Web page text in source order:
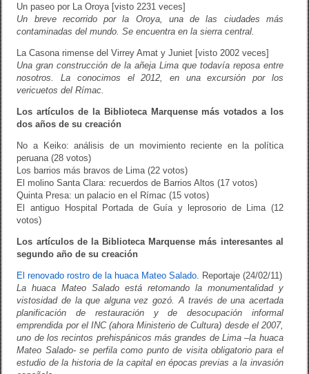
Un paseo por La Oroya [visto 2231 veces]
Un breve recorrido por la Oroya, una de las ciudades más
contaminadas del mundo. Se encuentra en la sierra central.
La Casona rimense del Virrey Amat y Juniet [visto 2002 veces]
Una gran construcción de la añeja Lima que todavía reposa entre
nosotros. La conocimos el 2012, en una excursión por los
vericuetos del Rímac.
Los artículos de la Biblioteca Marquense más votados a los
dos años de su creación
No a Keiko: análisis de un movimiento reciente en la política
peruana (28 votos)
Los barrios más bravos de Lima (22 votos)
El molino Santa Clara: recuerdos de Barrios Altos (17 votos)
Quinta Presa: un palacio en el Rímac (15 votos)
El antiguo Hospital Portada de Guía y leprosorio de Lima (12
votos)
Los artículos de la Biblioteca Marquense más interesantes al
segundo año de su creación
El renovado rostro de la huaca Mateo Salado . Reportaje (24/02/11)
La huaca Mateo Salado está retomando la monumentalidad y
vistosidad de la que alguna vez gozó. A través de una acertada
planificación de restauración y de desocupación informal
emprendida por el INC (ahora Ministerio de Cultura) desde el 2007,
uno de los recintos prehispánicos más grandes de Lima –la huaca
Mateo Salado- se perfila como punto de visita obligatorio para el
estudio de la historia de la capital en épocas previas a la invasión